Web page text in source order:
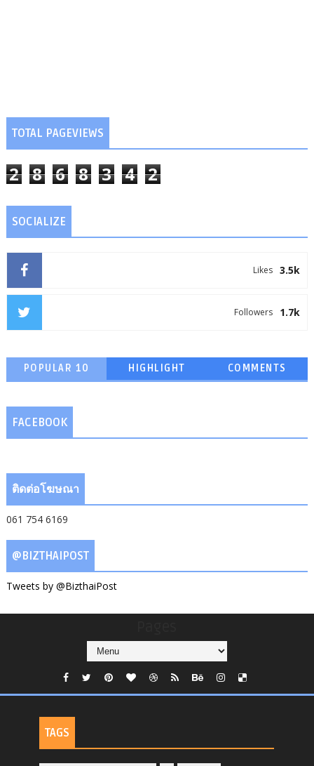
TOTAL PAGEVIEWS
2 8 6 8 3 4 2
SOCIALIZE
3.5k
Likes
1.7k
Followers
POPULAR 10 HIGHLIGHT COMMENTS
FACEBOOK
ติดต่อโฆษณา
061 754 6169
@BIZTHAIPOST
Tweets by @BizthaiPost
TAGS